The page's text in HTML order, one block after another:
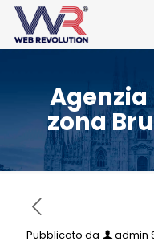
zona
Pubblicato da admin